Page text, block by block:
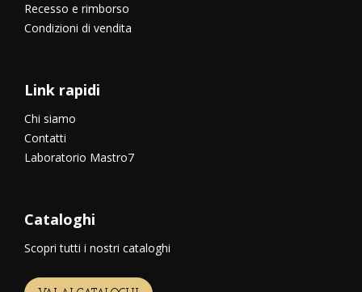
Recesso e rimborso
Condizioni di vendita
Link rapidi
Chi siamo
Contatti
Laboratorio Mastro7
Cataloghi
Scopri tutti i nostri cataloghi